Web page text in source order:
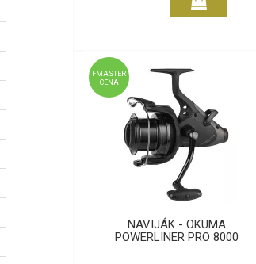
FMASTER
CENA
NAVIJÁK - OKUMA
POWERLINER PRO 8000